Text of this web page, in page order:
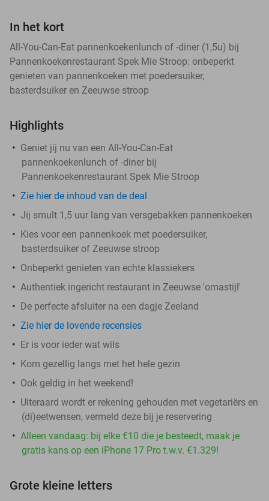
In het kort
All-You-Can-Eat pannenkoekenlunch of -diner (1,5u) bij
Pannenkoekenrestaurant Spek Mie Stroop: onbeperkt
genieten van pannenkoeken met poedersuiker,
basterdsuiker en Zeeuwse stroop
Highlights
Geniet jij nu van een All-You-Can-Eat
pannenkoekenlunch of -diner bij
Pannenkoekenrestaurant Spek Mie Stroop
Zie hier de inhoud van de deal
Jij smult 1,5 uur lang van versgebakken pannenkoeken
Kies voor een pannenkoek met poedersuiker,
basterdsuiker of Zeeuwse stroop
Onbeperkt genieten van echte klassiekers
Authentiek ingericht restaurant in Zeeuwse 'omastijl'
De perfecte afsluiter na een dagje Zeeland
Zie hier de lovende recensies
Er is voor ieder wat wils
Kom gezellig langs met het hele gezin
Ook geldig in het weekend!
Uiteraard wordt er rekening gehouden met vegetariërs en
(di)eetwensen, vermeld deze bij je reservering
Alleen vandaag: bij elke €10 die je besteedt, maak je
gratis kans op een iPhone 17 Pro t.w.v. €1.329!
Grote kleine letters